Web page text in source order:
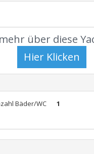
über diese
Bäder/WC 1